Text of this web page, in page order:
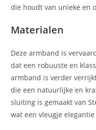
die houdt van unieke en
Materialen
Deze armband is
dat een robuuste en
armband is verder
die een natuurlijke en
sluiting is gemaakt van
wat een vleugje